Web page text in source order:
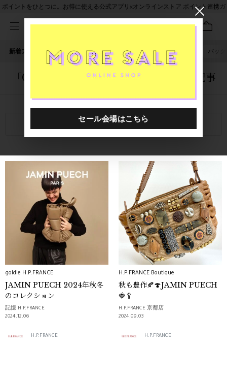
ポイントをひとつに。お得に使える公式アプリ×オンラインストア ポイント連携ガ
新着アイテム 人気ワード セール 40th限定 ピアス バッグ
「0000001.2420064.0025」に関する記事
関連キーワード
goldie H.P.FRANCE
JAMIN PUECH 2024年秋冬
のコレクション
記憶 H.P.FRANCE
2024.12.06
H.P.FRANCE
H.P.FRANCE Boutique
秋も豊作🍂🍄JAMIN PUECH
🍓🥄
H.P.FRANCE 京都店
2024.09.03
H.P.FRANCE